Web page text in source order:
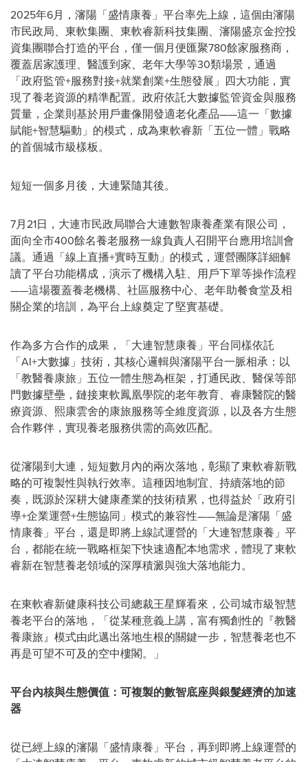
2025年6月，瀋陽「盛情康養」平台率先上線，這個由瀋陽
市民政局、東軟集團、東軟睿新科技集團、瀋陽盛京金控投
資集團聯合打造的平台，僅一個月便匯聚780餘家服務商，
覆蓋居家護理、醫護到家、老年大學等30類場景，通過
「政府監管+服務對接+就業創業+生態發展」四大功能，實
現了養老資源的精準配置。政府依託大數據監管資金與服務
質量，企業則基於用戶畫像開發適老化產品——這一「數據
賦能+智慧驅動」的模式，成為東軟睿新「五位一體」戰略
的首個城市級樣板。
短短一個多月後，大連緊隨其後。
7月21日，大連市民政局聯合大連數智康養產業有限公司，
面向全市400餘名養老服務一線負責人召開平台應用培訓會
議。通過「線上直播+實時互動」的模式，運營團隊詳細解
讀了平台功能構成，演示了機構入駐、用戶下單等操作流程
——這場覆蓋養老機構、社區服務中心、老年助餐食堂及相
關企業的培訓，為平台上線奠定了堅實基礎。
作為多方合作的成果，「大連智慧康養」平台同樣依託
「AI+大數據」技術，其核心邏輯與瀋陽平台一脈相承：以
「教醫養康旅」五位一體生態為框架，打通民政、醫保等部
門數據壁壘，鏈接東軟鳳凰學院的老年教育、睿康醫院的醫
療資源、熙康雲舍的康旅服務等全維度資源，以及各方生態
合作夥伴，實現養老服務供需的高效匹配。
從瀋陽到大連，短短數月內的兩次落地，彰顯了東軟睿新戰
略的可複製性與執行效率。這種因地制宜、持續落地的節
奏，既源於深耕大健康產業的技術積累，也得益於「政府引
導+企業運營+生態協同」模式的兼容性——無論是瀋陽「盛
情康養」平台，還是即將上線試運營的「大連智慧康養」平
台，都能在統一戰略框架下快速適配本地需求，體現了東軟
睿新在智慧養老領域的深厚積澱與強大落地能力。
在東軟睿新健康科技公司總裁王星輝看來，公司城市級智慧
養老平台的落地，「從某種意義上講，富有獨創性的『教醫
養康旅』模式由此邁出落地生根的關鍵一步，智慧養老也不
再是可望不可及的空中樓閣。」
平台內核與生態價值：可複製的數智底座與銀髮經濟的加速
器
從已經上線的瀋陽「盛情康養」平台，再到即將上線運營的